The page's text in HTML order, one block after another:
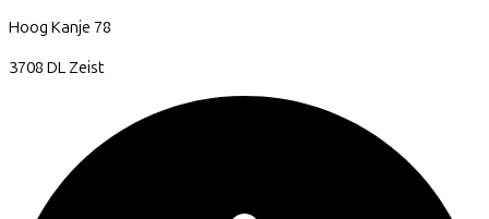
Hoog Kanje 78
3708 DL Zeist